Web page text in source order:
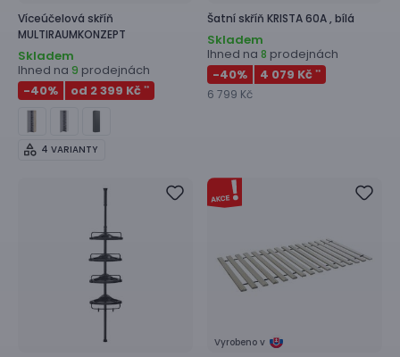
Víceúčelová skříň
MULTIRAUMKONZEPT
Skladem
Ihned na 9 prodejnách
-40% od 2 399 Kč **
4 VARIANTY
Šatní skříň KRISTA 60A , bílá
Skladem
Ihned na 8 prodejnách
-40% 4 079 Kč **
6 799 Kč
Vyrobeno v